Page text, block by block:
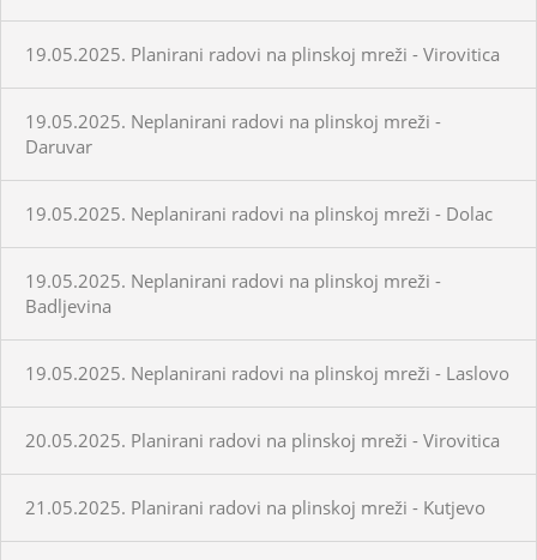
19.05.2025. Planirani radovi na plinskoj mreži - Virovitica
19.05.2025. Neplanirani radovi na plinskoj mreži -
Daruvar
19.05.2025. Neplanirani radovi na plinskoj mreži - Dolac
19.05.2025. Neplanirani radovi na plinskoj mreži -
Badljevina
19.05.2025. Neplanirani radovi na plinskoj mreži - Laslovo
20.05.2025. Planirani radovi na plinskoj mreži - Virovitica
21.05.2025. Planirani radovi na plinskoj mreži - Kutjevo